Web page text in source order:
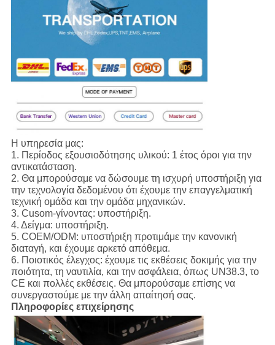
Η υπηρεσία μας:
1. Περίοδος εξουσιοδότησης υλικού: 1 έτος όροι για την
αντικατάσταση.
2. Θα μπορούσαμε να δώσουμε τη ισχυρή υποστήριξη για
την τεχνολογία δεδομένου ότι έχουμε την επαγγελματική
τεχνική ομάδα και την ομάδα μηχανικών.
3. Cusom-γίνοντας: υποστήριξη.
4. Δείγμα: υποστήριξη.
5. COEM/ODM: υποστήριξη προτιμάμε την κανονική
διαταγή, και έχουμε αρκετό απόθεμα.
6. Ποιοτικός έλεγχος: έχουμε τις εκθέσεις δοκιμής για την
ποιότητα, τη ναυτιλία, και την ασφάλεια, όπως UN38.3, το
CE και πολλές εκθέσεις. Θα μπορούσαμε επίσης να
συνεργαστούμε με την άλλη απαίτησή σας.
Πληροφορίες επιχείρησης